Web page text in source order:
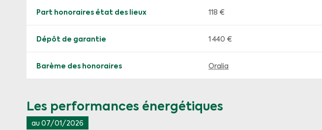
Part honoraires état des lieux 118 €
Dépôt de garantie 1 440 €
Barème des honoraires Oralia
Les performances énergétiques
au 07/01/2026